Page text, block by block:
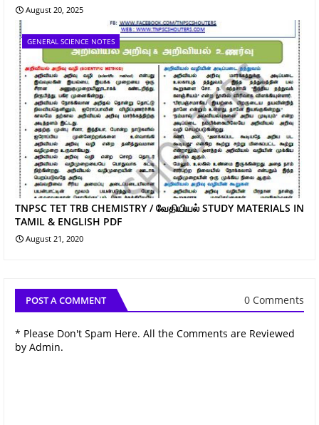
August 20, 2025
GENERAL SCIENCE NOTES
TNPSC TET TRB CHEMISTRY / வேதியியல் STUDY MATERIALS IN
TAMIL & ENGLISH PDF
August 21, 2020
POST A COMMENT 0 Comments
* Please Don't Spam Here. All the Comments are Reviewed
by Admin.